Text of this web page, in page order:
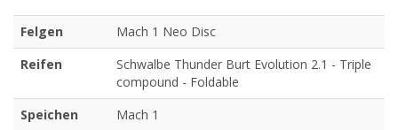
Felgen
Mach 1 Neo Disc
Reifen
Schwalbe Thunder Burt Evolution 2.1 - Triple
compound - Foldable
Speichen
Mach 1